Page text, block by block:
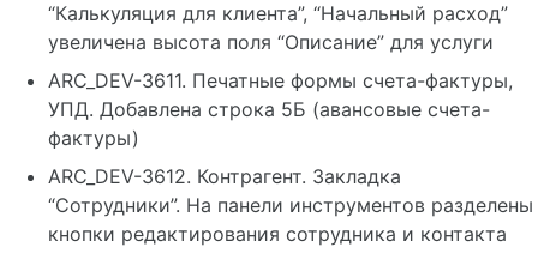
“Калькуляция для клиента”, “Начальный расход”
увеличена высота поля “Описание” для услуги
ARC_DEV-3611. Печатные формы счета-фактуры,
УПД. Добавлена строка 5Б (авансовые счета-
фактуры)
ARC_DEV-3612. Контрагент. Закладка
“Сотрудники”. На панели инструментов разделены
кнопки редактирования сотрудника и контакта